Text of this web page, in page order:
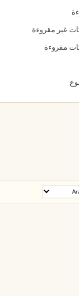
غير مقروءة
مقروءة